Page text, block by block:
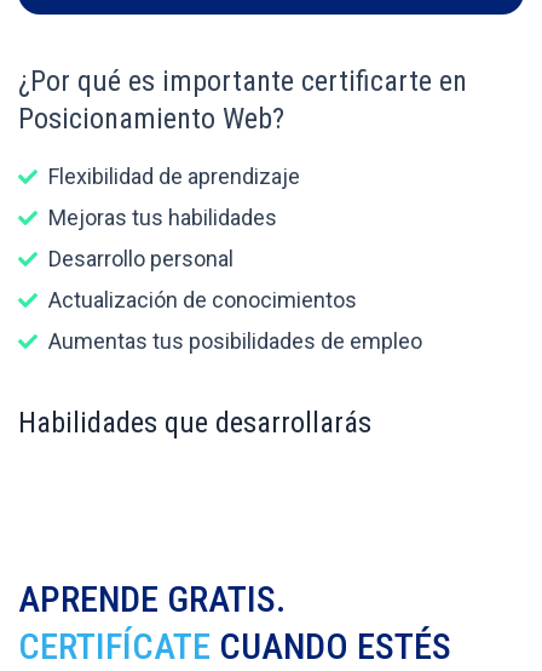
¿Por qué es importante certificarte en
Posicionamiento Web?
Flexibilidad de aprendizaje
Mejoras tus habilidades
Desarrollo personal
Actualización de conocimientos
Aumentas tus posibilidades de empleo
Habilidades que desarrollarás
APRENDE GRATIS.
CERTIFÍCATE CUANDO ESTÉS